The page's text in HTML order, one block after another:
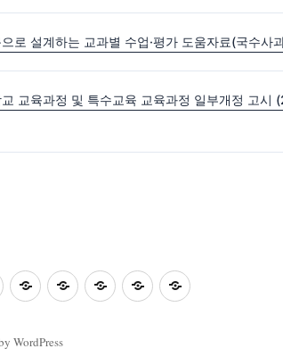
로 설계하는 교과별 수업·평가 도움자료(국수사
좋
과
좋
사
자
학
WordPress